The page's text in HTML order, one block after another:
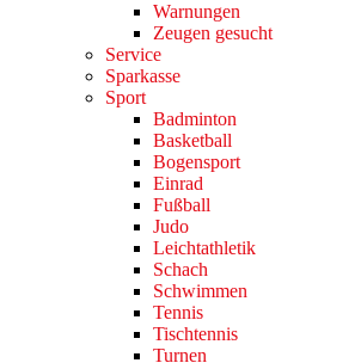
Warnungen
Zeugen gesucht
Service
Sparkasse
Sport
Badminton
Basketball
Bogensport
Einrad
Fußball
Judo
Leichtathletik
Schach
Schwimmen
Tennis
Tischtennis
Turnen